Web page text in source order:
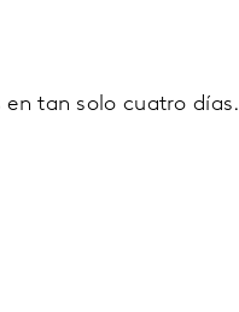
tan solo cuatro días.